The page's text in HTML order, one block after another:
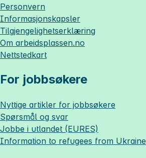
Personvern
Informasjonskapsler
Tilgjengelighetserklæring
Om arbeidsplassen.no
Nettstedkart
For jobbsøkere
Nyttige artikler for jobbsøkere
Spørsmål og svar
Jobbe i utlandet (EURES)
Information to refugees from Ukraine